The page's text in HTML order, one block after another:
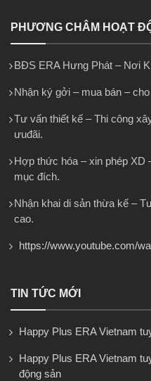
PHƯƠNG CHÂM HOẠT
BĐS ERA Hưng Phát – Nơi
Nhận ký gởi – mua bán –
Tư vấn thiết kế – Thi công
ưuđãi.
Hợp thức hóa – xin phép XD
mục đích.
Nhận khai di sản thừa kế –
cao.
https://www.youtube.com/
TIN TỨC MỚI
Happy Plus ERA Vietnam
Happy Plus ERA Vietnam
động sản